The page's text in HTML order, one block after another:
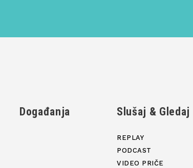
Događanja Slušaj & Gledaj
REPLAY
PODCAST
VIDEO PRIČE